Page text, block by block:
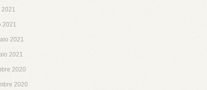
2021
2021
2021
2021
2020
2020